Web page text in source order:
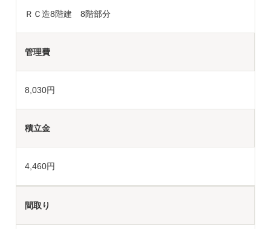
ＲＣ造8階建 8階部分
管理費
8,030円
積立金
4,460円
間取り